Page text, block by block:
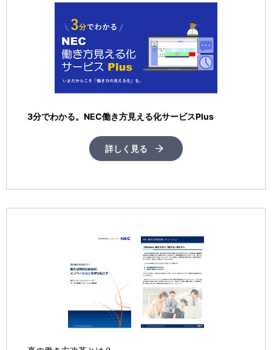
3分でわかる。NEC働き方見える化サービスPlus
詳しく見る